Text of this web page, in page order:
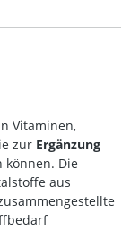
Vitaminen,
zur Ergänzung
können. Die
aus